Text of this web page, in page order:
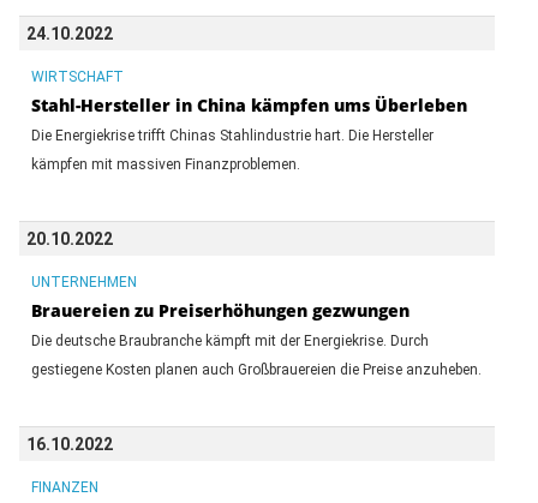
24.10.2022
WIRTSCHAFT
Stahl-Hersteller in China kämpfen ums Überleben
Die Energiekrise trifft Chinas Stahlindustrie hart. Die Hersteller
kämpfen mit massiven Finanzproblemen.
20.10.2022
UNTERNEHMEN
Brauereien zu Preiserhöhungen gezwungen
Die deutsche Braubranche kämpft mit der Energiekrise. Durch
gestiegene Kosten planen auch Großbrauereien die Preise anzuheben.
16.10.2022
FINANZEN